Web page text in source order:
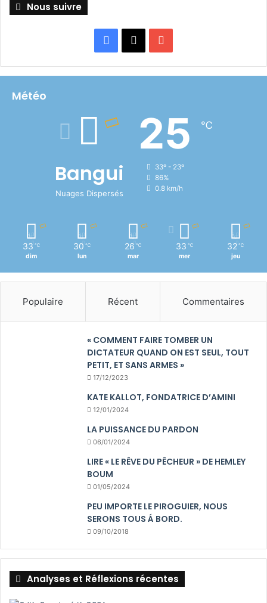
Nous suivre
Facebook
X
Météo
Bangui
Nuages Dispersés
25 ℃
33º - 23º
86%
0.8 km/h
33 ℃
dim
30 ℃
lun
26 ℃
mar
33 ℃
mer
32 ℃
jeu
Populaire Récent Commentaires
« COMMENT FAIRE TOMBER UN
DICTATEUR QUAND ON EST SEUL, TOUT
PETIT, ET SANS ARMES »
17/12/2023
KATE KALLOT, FONDATRICE D’AMINI
12/01/2024
LA PUISSANCE DU PARDON
06/01/2024
LIRE « LE RÊVE DU PÊCHEUR » DE HEMLEY
BOUM
01/05/2024
PEU IMPORTE LE PIROGUIER, NOUS
SERONS TOUS Á BORD.
09/10/2018
Analyses et Réflexions récentes